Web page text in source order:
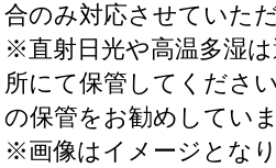
合のみ対応させていた
※直射日光や高温多湿
所にて保管してくださ
の保管をお勧めしていま
※画像はイメージとなり